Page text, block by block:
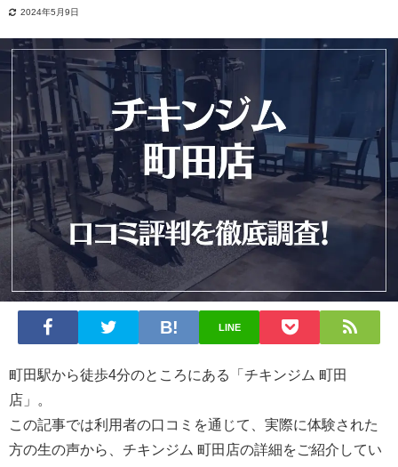
2024年5月9日
LINE
町田駅から徒歩4分のところにある
「チキンジム 町田
店」。
この記事では利用者の口コミを通じて、実際に体験された
方の生の声から、チキンジム 町田店の詳細をご紹介してい